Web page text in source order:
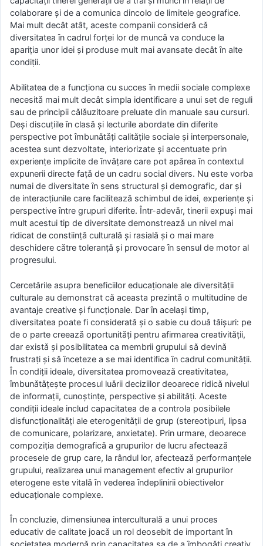
colaborare şi de a comunica dincolo de limitele geografice.
Mai mult decât atât, aceste companii considerǎ cǎ
diversitatea ȋn cadrul forṭei lor de muncǎ va conduce la
apariṭia unor idei şi produse mult mai avansate decât ȋn alte
condiṭii.
Abilitatea de a funcṭiona cu succes ȋn medii sociale complexe
necesitǎ mai mult decât simpla identificare a unui set de reguli
sau de principii cǎlǎuzitoare preluate din manuale sau cursuri.
Deşi discuṭiile ȋn clasǎ şi lecturile abordate din diferite
perspective pot ȋmbunǎtǎṭi calitǎṭile sociale şi interpersonale,
acestea sunt dezvoltate, interiorizate şi accentuate prin
experienṭe implicite de ȋnvǎṭare care pot apǎrea ȋn contextul
expunerii directe faṭǎ de un cadru social divers. Nu este vorba
numai de diversitate ȋn sens structural şi demografic, dar şi
de interacṭiunile care faciliteazǎ schimbul de idei, experienṭe şi
perspective ȋntre grupuri diferite. Într-adevǎr, tinerii expuşi mai
mult acestui tip de diversitate demonstreazǎ un nivel mai
ridicat de constiinṭǎ culturalǎ şi rasialǎ şi o mai mare
deschidere cǎtre toleranṭǎ şi provocare ȋn sensul de motor al
progresului.
Cercetǎrile asupra beneficiilor educaṭionale ale diversitǎṭii
culturale au demonstrat cǎ aceasta prezintǎ o multitudine de
avantaje creative şi funcṭionale. Dar ȋn acelaşi timp,
diversitatea poate fi consideratǎ şi o sabie cu douǎ tǎişuri: pe
de o parte creeazǎ oportunitǎṭi pentru afirmarea creativitǎṭii,
dar existǎ şi posibilitatea ca membrii grupului sǎ devinǎ
frustraṭi şi sǎ ȋnceteze a se mai identifica ȋn cadrul comunitǎṭii.
În condiṭii ideale, diversitatea promoveazǎ creativitatea,
ȋmbunǎtǎṭeşte procesul luǎrii deciziilor deoarece ridicǎ nivelul
de informaṭii, cunoştinṭe, perspective şi abilitǎṭi. Aceste
condiṭii ideale includ capacitatea de a controla posibilele
disfuncṭionalitǎṭi ale eterogenitǎṭii de grup (stereotipuri, lipsa
de comunicare, polarizare, anxietate). Prin urmare, deoarece
compoziṭia demograficǎ a grupurilor de lucru afecteazǎ
procesele de grup care, la rândul lor, afecteazǎ performanṭele
grupului, realizarea unui management efectiv al grupurilor
eterogene este vitalǎ ȋn vederea ȋndeplinirii obiectivelor
educaṭionale complexe.
În concluzie, dimensiunea interculturalǎ a unui proces
educativ de calitate joacǎ un rol deosebit de important ȋn